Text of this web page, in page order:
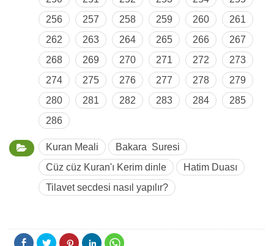
256
257 258 259 260
261
262
263 264 265 266
267
268
269 270 271 272
273
274
275 276 277 278
279
280
281 282 283 284
285
286
Kuran Meali
Bakara Suresi
Cüz cüz Kuran'ı Kerim dinle
Hatim Duası
Tilavet secdesi nasıl yapılır?